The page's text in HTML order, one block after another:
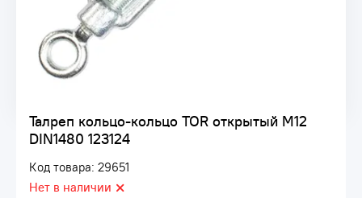
Талреп кольцо-кольцо TOR открытый M12
DIN1480 123124
Код товара: 29651
Нет в наличии